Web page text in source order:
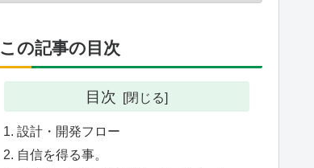
この記事の目次
目次
設計・開発フロー
自信を得る事。